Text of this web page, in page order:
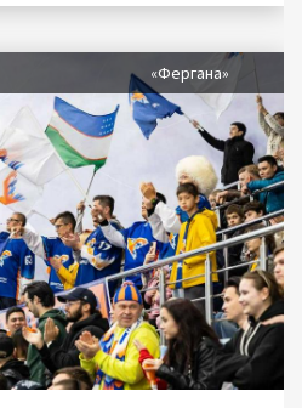
«Фергана»